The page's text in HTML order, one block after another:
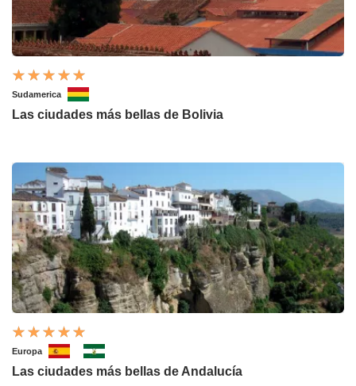
Sudamerica
Las ciudades más bellas de Bolivia
Europa
Las ciudades más bellas de Andalucía